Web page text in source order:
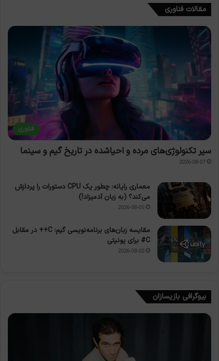
مقالات فناوری
فناوری
سیر تکنولوژی‌های مرده و احیاشده در تاریخ گیم و سینما
2026-08-07
معماری رایانه: چطور یک CPU دستورات را پردازش
می‌کند؟ (به زبان آدمیزاد!)
2026-08-05
مقایسه زبان‌های برنامه‌نویسی گیم: C++ در مقابل
C# برای یونیتی
2026-08-02
بیوگرافی بازیسازان